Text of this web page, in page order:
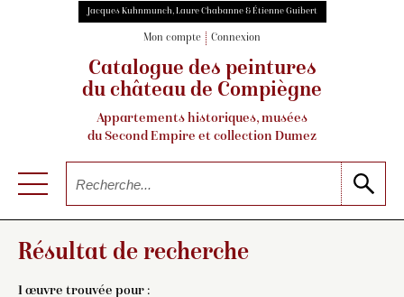
Jacques Kuhnmunch, Laure Chabanne & Étienne Guibert
Mon compte Connexion
Catalogue des peintures
du château de Compiègne
Appartements historiques, musées
du Second Empire et collection Dumez
Résultat de recherche
1 œuvre trouvée pour :